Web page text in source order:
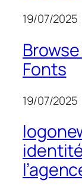
19/07/2025
Fonts
19/07/2025